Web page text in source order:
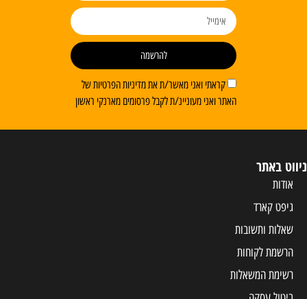
קראתי ואני מאשר/ת את מדיניות הפרטיות של
האתר ואני מעוניינ/ת לקבל פרסומים מארנקי ראשון
להרשמה
ניווט באתר
אודות
גיפט קארד
שאלות ותשובות
הרשמת לקוחות
רשימת המשאלות